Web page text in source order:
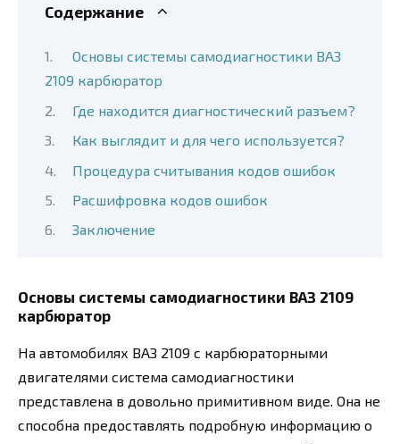
Содержание
Основы системы самодиагностики ВАЗ
2109 карбюратор
Где находится диагностический разъем?
Как выглядит и для чего используется?
Процедура считывания кодов ошибок
Расшифровка кодов ошибок
Заключение
Основы системы самодиагностики ВАЗ 2109
карбюратор
На автомобилях ВАЗ 2109 с карбюраторными
двигателями система самодиагностики
представлена в довольно примитивном виде. Она не
способна предоставлять подробную информацию о